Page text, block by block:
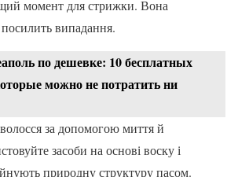
момент для стрижки. Вона
випадання.
по дешевке: 10 бесплатных
можно не потратить ни
за допомогою миття й
засоби на основі воску і
природну структуру пасом.